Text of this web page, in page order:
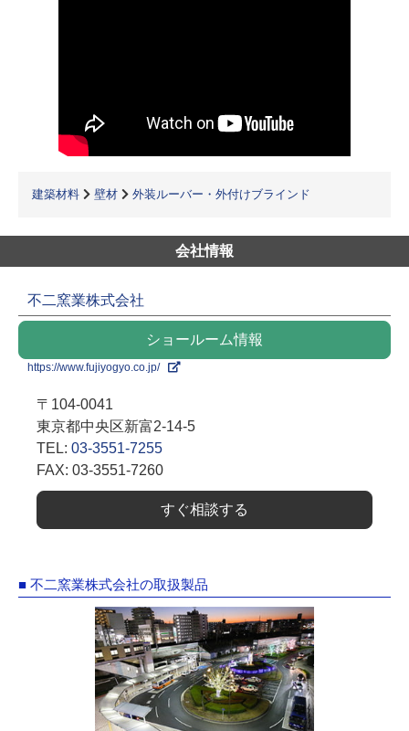
建築材料 壁材 外装ルーバー・外付けブラインド
会社情報
不二窯業株式会社
ショールーム情報
https://www.fujiyogyo.co.jp/
〒104-0041
東京都中央区新富2-14-5
TEL: 03-3551-7255
FAX: 03-3551-7260
すぐ相談する
■ 不二窯業株式会社の取扱製品